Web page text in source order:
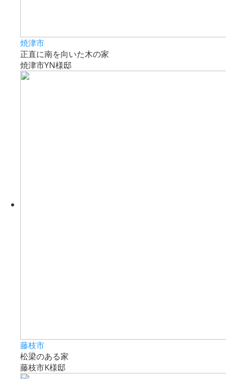
焼津市
正直に南を向いた木の家
焼津市YN様邸
藤枝市
松梁のある家
藤枝市K様邸